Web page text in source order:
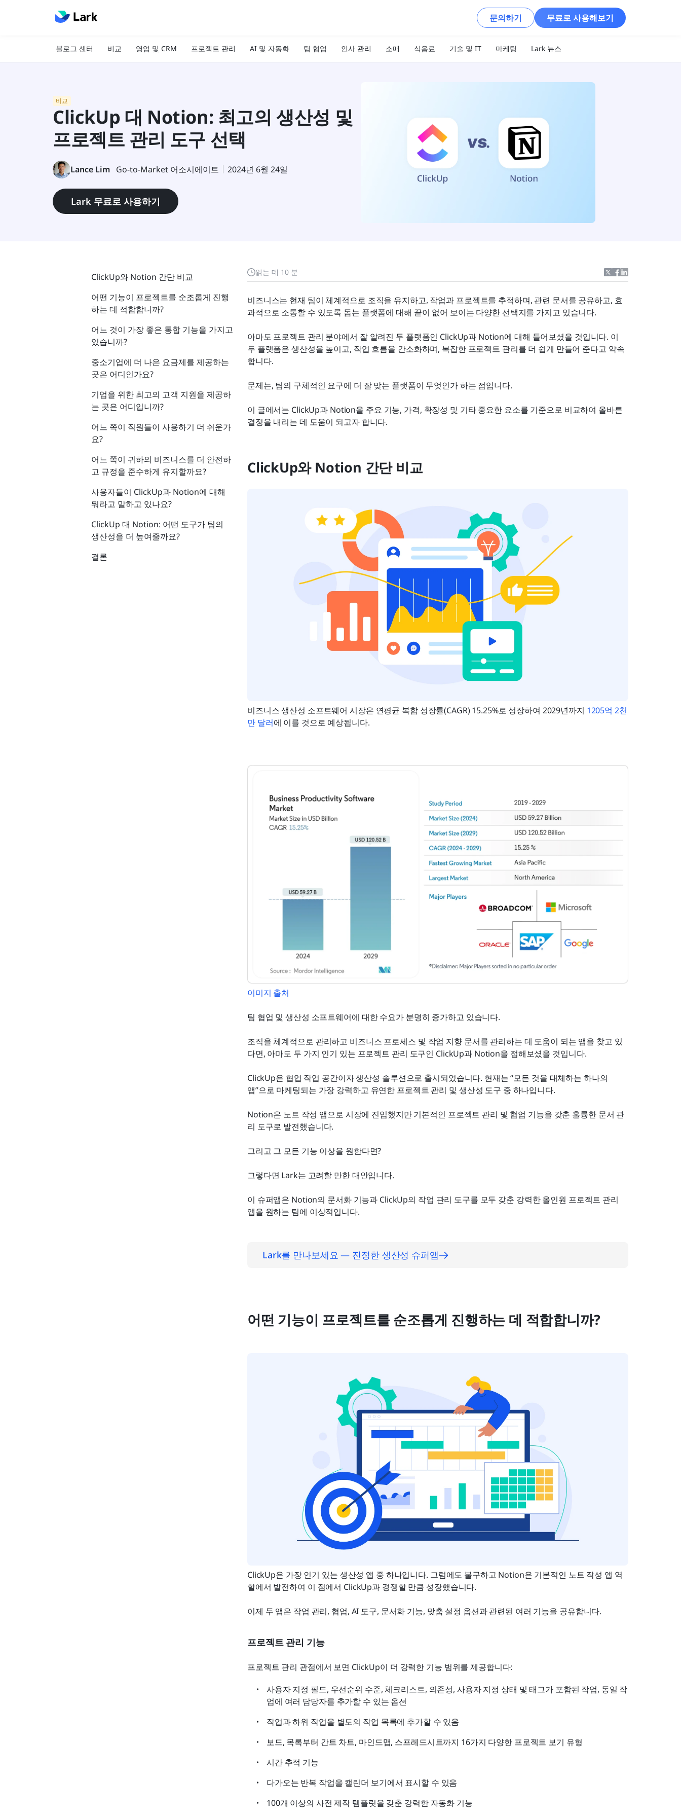
문의하기 무료로 사용해보기
블로그 센터 비교 영업 및 CRM 프로젝트 관리 AI 및 자동화 팀 협업 인사 관리 소매 식음료 기술 및 IT 마케팅 Lark 뉴스
비교
ClickUp 대 Notion: 최고의 생산성 및
프로젝트 관리 도구 선택
Lance Lim Go-to-Market 어소시에이트 2024년 6월 24일
Lark 무료로 사용하기
읽는 데 10 분
비즈니스는 현재 팀이 체계적으로 조직을 유지하고, 작업과 프로젝트를 추적하며, 관련 문서를 공유하고, 효
과적으로 소통할 수 있도록 돕는 플랫폼에 대해 끝이 없어 보이는 다양한 선택지를 가지고 있습니다.
아마도 프로젝트 관리 분야에서 잘 알려진 두 플랫폼인 ClickUp과 Notion에 대해 들어보셨을 것입니다. 이
두 플랫폼은 생산성을 높이고, 작업 흐름을 간소화하며, 복잡한 프로젝트 관리를 더 쉽게 만들어 준다고 약속
합니다.
문제는, 팀의 구체적인 요구에 더 잘 맞는 플랫폼이 무엇인가 하는 점입니다.
이 글에서는 ClickUp과 Notion을 주요 기능, 가격, 확장성 및 기타 중요한 요소를 기준으로 비교하여 올바른
결정을 내리는 데 도움이 되고자 합니다.
ClickUp와 Notion 간단 비교
비즈니스 생산성 소프트웨어 시장은 연평균 복합 성장률(CAGR) 15.25%로 성장하여 2029년까지 1205억 2천
만 달러에 이를 것으로 예상됩니다.
이미지 출처
팀 협업 및 생산성 소프트웨어에 대한 수요가 분명히 증가하고 있습니다.
조직을 체계적으로 관리하고 비즈니스 프로세스 및 작업 지향 문서를 관리하는 데 도움이 되는 앱을 찾고 있
다면, 아마도 두 가지 인기 있는 프로젝트 관리 도구인 ClickUp과 Notion을 접해보셨을 것입니다.
ClickUp은 협업 작업 공간이자 생산성 솔루션으로 출시되었습니다. 현재는 “모든 것을 대체하는 하나의
앱”으로 마케팅되는 가장 강력하고 유연한 프로젝트 관리 및 생산성 도구 중 하나입니다.
Notion은 노트 작성 앱으로 시장에 진입했지만 기본적인 프로젝트 관리 및 협업 기능을 갖춘 훌륭한 문서 관
리 도구로 발전했습니다.
그리고 그 모든 기능 이상을 원한다면?
그렇다면 Lark는 고려할 만한 대안입니다.
이 슈퍼앱은 Notion의 문서화 기능과 ClickUp의 작업 관리 도구를 모두 갖춘 강력한 올인원 프로젝트 관리
앱을 원하는 팀에 이상적입니다.
Lark를 만나보세요 — 진정한 생산성 슈퍼앱
어떤 기능이 프로젝트를 순조롭게 진행하는 데 적합합니까?
ClickUp은 가장 인기 있는 생산성 앱 중 하나입니다. 그럼에도 불구하고 Notion은 기본적인 노트 작성 앱 역
할에서 발전하여 이 점에서 ClickUp과 경쟁할 만큼 성장했습니다.
이제 두 앱은 작업 관리, 협업, AI 도구, 문서화 기능, 맞춤 설정 옵션과 관련된 여러 기능을 공유합니다.
프로젝트 관리 기능
프로젝트 관리 관점에서 보면 ClickUp이 더 강력한 기능 범위를 제공합니다:
사용자 지정 필드, 우선순위 수준, 체크리스트, 의존성, 사용자 지정 상태 및 태그가 포함된 작업, 동일 작
업에 여러 담당자를 추가할 수 있는 옵션
작업과 하위 작업을 별도의 작업 목록에 추가할 수 있음
보드, 목록부터 간트 차트, 마인드맵, 스프레드시트까지 16가지 다양한 프로젝트 보기 유형
시간 추적 기능
다가오는 반복 작업을 캘린더 보기에서 표시할 수 있음
100개 이상의 사전 제작 템플릿을 갖춘 강력한 자동화 기능
ClickUp와 Notion 간단 비교
어떤 기능이 프로젝트를 순조롭게 진행
하는 데 적합합니까?
어느 것이 가장 좋은 통합 기능을 가지고
있습니까?
중소기업에 더 나은 요금제를 제공하는
곳은 어디인가요?
기업을 위한 최고의 고객 지원을 제공하
는 곳은 어디입니까?
어느 쪽이 직원들이 사용하기 더 쉬운가
요?
어느 쪽이 귀하의 비즈니스를 더 안전하
고 규정을 준수하게 유지할까요?
사용자들이 ClickUp과 Notion에 대해
뭐라고 말하고 있나요?
ClickUp 대 Notion: 어떤 도구가 팀의
생산성을 더 높여줄까요?
결론